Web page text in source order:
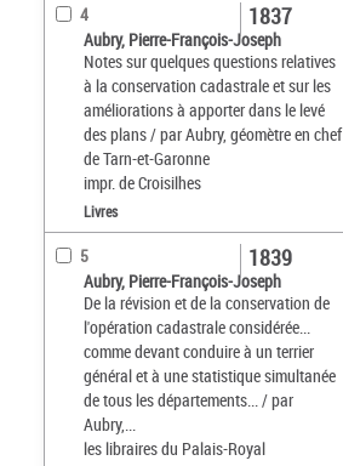
4
Aubry, Pierre-François-Joseph
Notes sur quelques questions relatives
à la conservation cadastrale et sur les
améliorations à apporter dans le levé
des plans / par Aubry, géomètre en chef
de Tarn-et-Garonne
impr. de Croisilhes
1837
Livres
5
Aubry, Pierre-François-Joseph
De la révision et de la conservation de
l'opération cadastrale considérée...
comme devant conduire à un terrier
général et à une statistique simultanée
de tous les départements... / par
Aubry,...
les libraires du Palais-Royal
1839